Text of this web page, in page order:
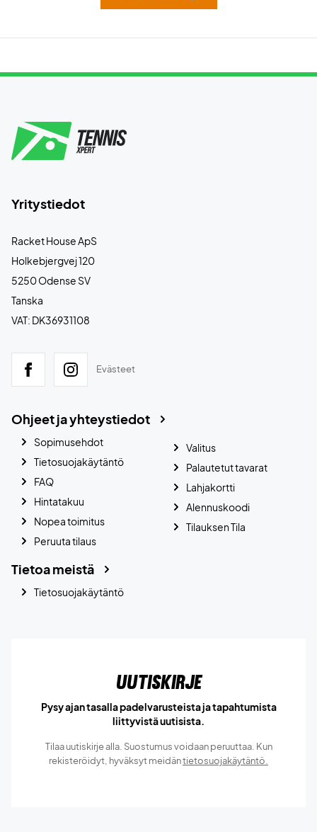
Yritystiedot
Racket House ApS
Holkebjergvej 120
5250 Odense SV
Tanska
VAT: DK36931108
Evästeet
Ohjeet ja yhteystiedot
Sopimusehdot
Tietosuojakäytäntö
FAQ
Hintatakuu
Nopea toimitus
Peruuta tilaus
Valitus
Palautetut tavarat
Lahjakortti
Alennuskoodi
Tilauksen Tila
Tietoa meistä
Tietosuojakäytäntö
Uutiskirje
Pysy ajan tasalla padelvarusteista ja tapahtumista
liittyvistä uutisista.
Tilaa uutiskirje alla. Suostumus voidaan peruuttaa. Kun
rekisteröidyt, hyväksyt meidäntietosuojakäytäntö.